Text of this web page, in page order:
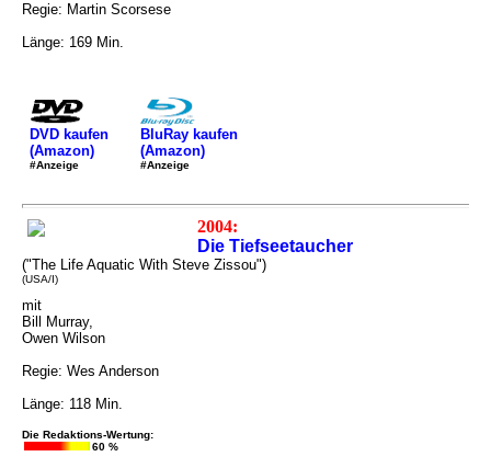
Regie: Martin Scorsese
Länge: 169 Min.
DVD kaufen
(Amazon)
#Anzeige
BluRay kaufen
(Amazon)
#Anzeige
2004:
Die Tiefseetaucher
("The Life Aquatic With Steve Zissou")
(USA/I)
mit
Bill Murray,
Owen Wilson
Regie: Wes Anderson
Länge: 118 Min.
Die Redaktions-Wertung:
60 %